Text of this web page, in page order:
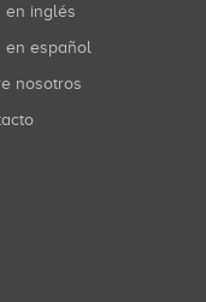
en inglés
en español
nosotros